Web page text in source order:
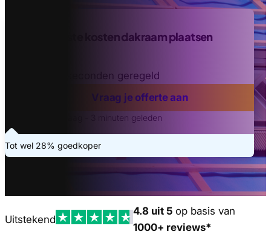
Vind de beste kosten dakraam plaatsen
Binnen 20 seconden geregeld
Vraag je offerte aan
Laatste aanvraag - 3 minuten geleden
Tot wel 28% goedkoper
Uitstekend
4.8 uit 5 op basis van
1000+ reviews*